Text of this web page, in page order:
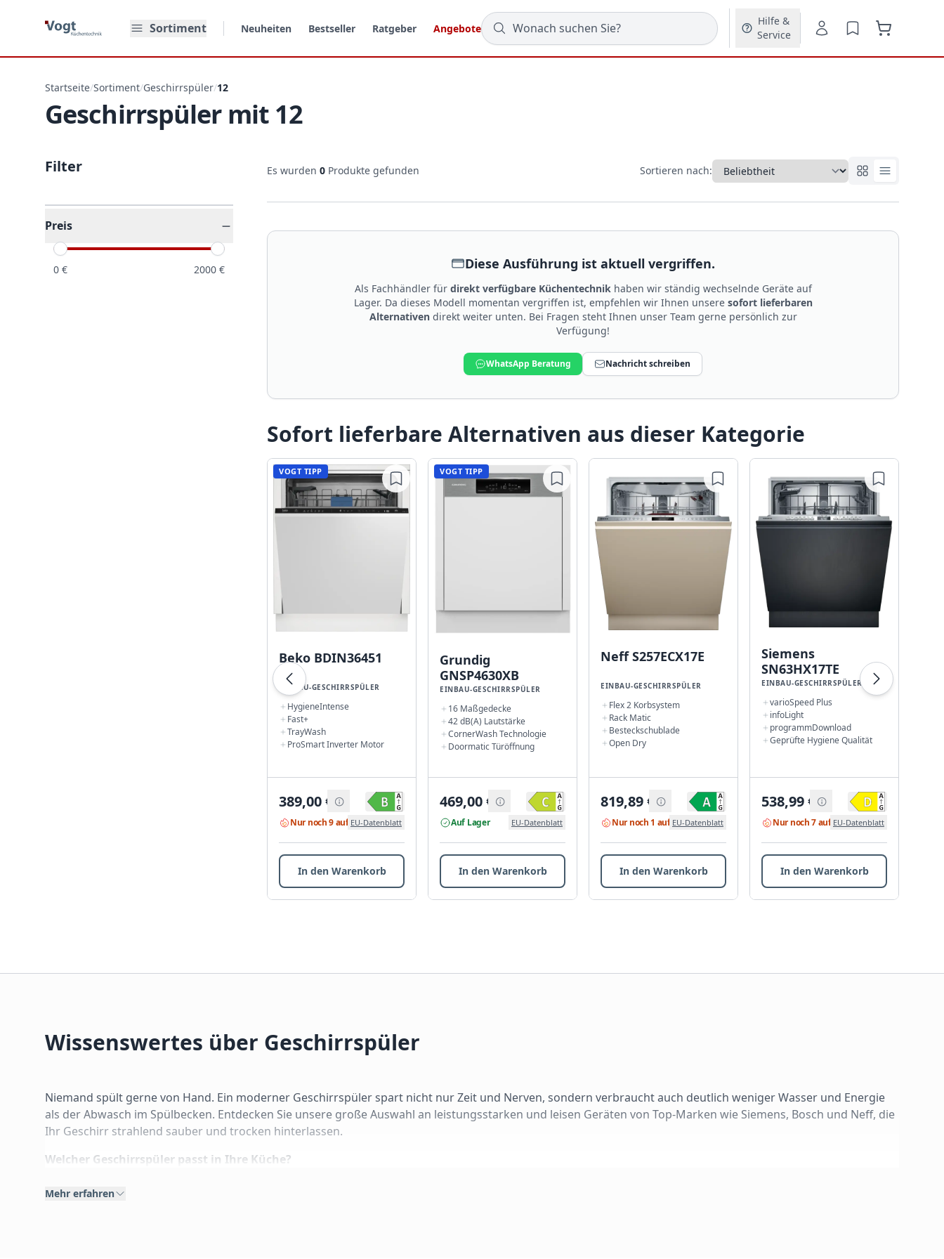
Sortiment
Neuheiten Bestseller Ratgeber Angebote
Hilfe &
Service
Startseite/Sortiment/Geschirrspüler/12
Geschirrspüler mit 12
Filter
Preis
0 € 2000 €
Es wurden 0 Produkte gefunden Sortieren nach:
Diese Ausführung ist aktuell vergriffen.
Als Fachhändler für direkt verfügbare Küchentechnikhaben wir ständig wechselnde Geräte auf
Lager. Da dieses Modell momentan vergriffen ist, empfehlen wir Ihnen unsere sofort lieferbaren
Alternativendirekt weiter unten. Bei Fragen steht Ihnen unser Team gerne persönlich zur
Verfügung!
WhatsApp Beratung Nachricht schreiben
Sofort lieferbare Alternativen aus dieser Kategorie
VOGT TIPP
Beko BDIN36451
EINBAU-GESCHIRRSPÜLER
HygieneIntense
Fast+
TrayWash
ProSmart Inverter Motor
389,00€
Nur noch 9 auf LagerEU-Datenblatt
In den Warenkorb
VOGT TIPP
Grundig
GNSP4630XB
EINBAU-GESCHIRRSPÜLER
16 Maßgedecke
42 dB(A) Lautstärke
CornerWash Technologie
Doormatic Türöffnung
469,00€
Auf Lager EU-Datenblatt
In den Warenkorb
Neff S257ECX17E
EINBAU-GESCHIRRSPÜLER
Flex 2 Korbsystem
Rack Matic
Besteckschublade
Open Dry
819,89€
Nur noch 1 auf LagerEU-Datenblatt
In den Warenkorb
Siemens
SN63HX17TE
EINBAU-GESCHIRRSPÜLER
varioSpeed Plus
infoLight
programmDownload
Geprüfte Hygiene Qualität
538,99€
Nur noch 7 auf LagerEU-Datenblatt
In den Warenkorb
Wissenswertes über Geschirrspüler
Niemand spült gerne von Hand. Ein moderner Geschirrspüler spart nicht nur Zeit und Nerven, sondern verbraucht auch deutlich weniger Wasser und Energie
als der Abwasch im Spülbecken. Entdecken Sie unsere große Auswahl an leistungsstarken und leisen Geräten von Top-Marken wie Siemens, Bosch und Neff, die
Ihr Geschirr strahlend sauber und trocken hinterlassen.
Welcher Geschirrspüler passt in Ihre Küche?
Mehr erfahren